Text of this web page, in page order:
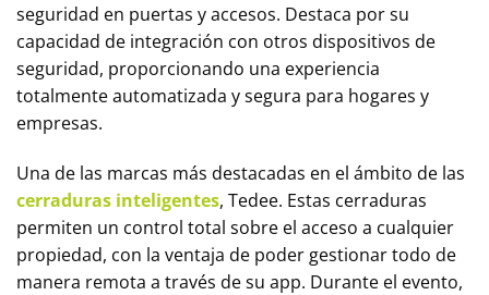
seguridad en puertas y accesos. Destaca por su
capacidad de integración con otros dispositivos de
seguridad, proporcionando una experiencia
totalmente automatizada y segura para hogares y
empresas.
Una de las marcas más destacadas en el ámbito de las
cerraduras inteligentes, Tedee. Estas cerraduras
permiten un control total sobre el acceso a cualquier
propiedad, con la ventaja de poder gestionar todo de
manera remota a través de su app. Durante el evento,